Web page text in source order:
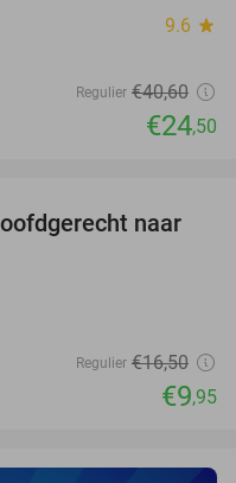
9.6 star
Regulier €40,60
€24,50
40%
naar
Regulier €16,50
€9,95